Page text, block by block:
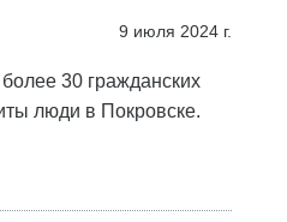
9 июля 2024 г.
30 гражданских
люди в Покровске.